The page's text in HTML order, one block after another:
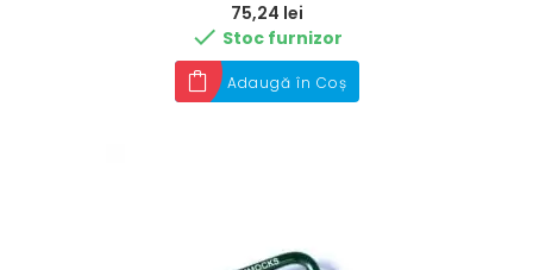
75,24 lei
 Stoc furnizor
Adaugă în Coș